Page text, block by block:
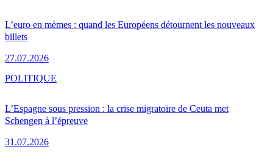
L’euro en mèmes : quand les Européens détournent les nouveaux
billets
27.07.2026
L’Espagne sous pression : la crise migratoire de Ceuta met
Schengen à l’épreuve
31.07.2026
POLITIQUE